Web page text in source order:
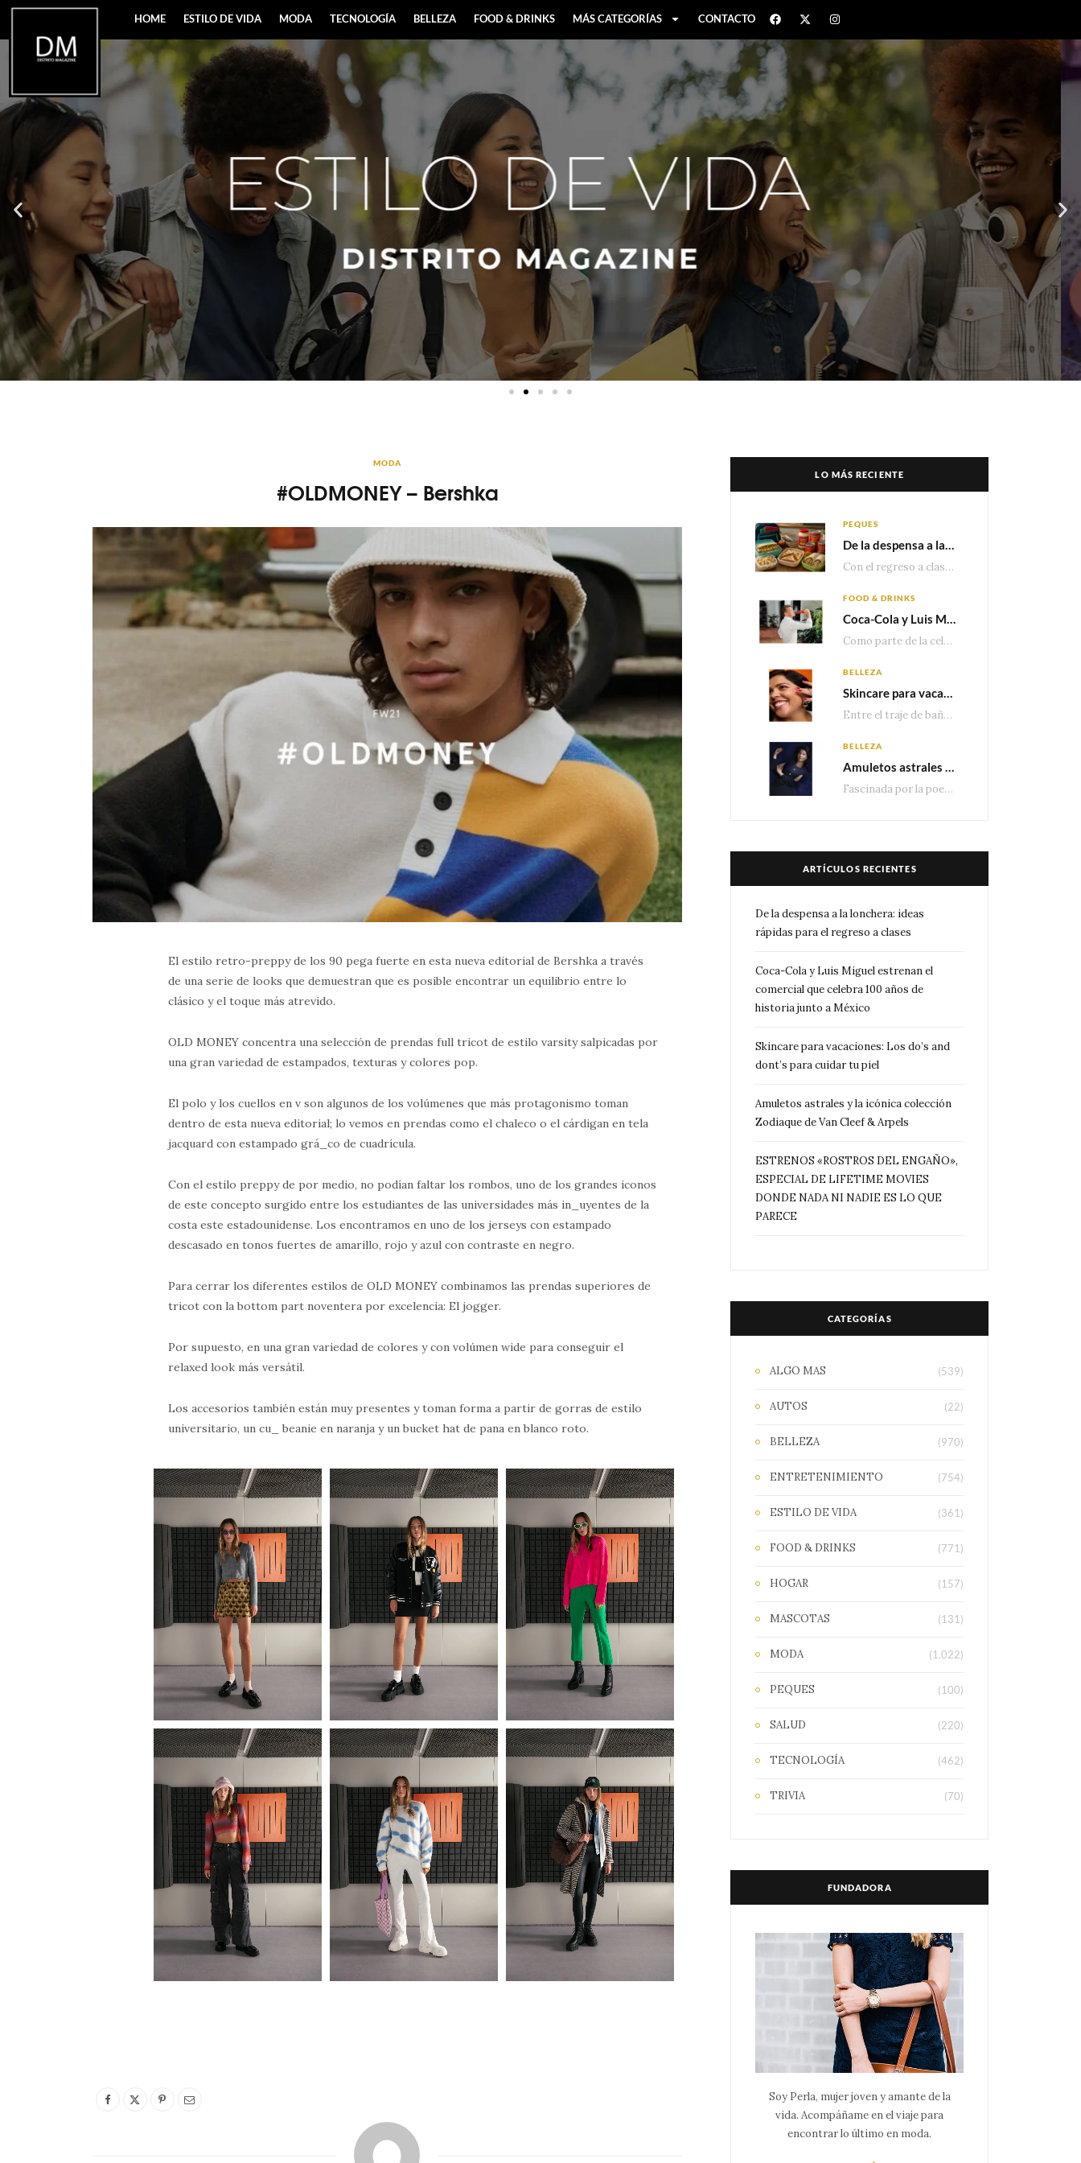
HOME ESTILO DE VIDA MODA TECNOLOGÍA BELLEZA FOOD & DRINKS MÁS CATEGORÍAS CONTACTO
MODA
#OLDMONEY – Bershka
El estilo retro-preppy de los 90 pega fuerte en esta nueva editorial de Bershka a través
de una serie de looks que demuestran que es posible encontrar un equilibrio entre lo
clásico y el toque más atrevido.
OLD MONEY concentra una selección de prendas full tricot de estilo varsity salpicadas por
una gran variedad de estampados, texturas y colores pop.
El polo y los cuellos en v son algunos de los volúmenes que más protagonismo toman
dentro de esta nueva editorial; lo vemos en prendas como el chaleco o el cárdigan en tela
jacquard con estampado grá_co de cuadrícula.
Con el estilo preppy de por medio, no podían faltar los rombos, uno de los grandes iconos
de este concepto surgido entre los estudiantes de las universidades más in_uyentes de la
costa este estadounidense. Los encontramos en uno de los jerseys con estampado
descasado en tonos fuertes de amarillo, rojo y azul con contraste en negro.
Para cerrar los diferentes estilos de OLD MONEY combinamos las prendas superiores de
tricot con la bottom part noventera por excelencia: El jogger.
Por supuesto, en una gran variedad de colores y con volúmen wide para conseguir el
relaxed look más versátil.
Los accesorios también están muy presentes y toman forma a partir de gorras de estilo
universitario, un cu_ beanie en naranja y un bucket hat de pana en blanco roto.
LO MÁS RECIENTE
PEQUES
De la despensa a la lonchera: ideas rápidas para el regreso a clases
Con el regreso a clases cada vez más cerca, las familias comienzan a reorganizar horarios,…
FOOD & DRINKS
Coca-Cola y Luis Miguel estrenan el comercial que celebra 100 años de historia junto a México
Como parte de la celebración por sus primeros 100 años enMéxico, Coca-Cola presenta hoy el…
BELLEZA
Skincare para vacaciones: Los do’s and dont’s para cuidar tu piel
Entre el traje de baño, las sandalias, los lentes de sol y los looks que…
BELLEZA
Amuletos astrales y la icónica colección Zodiaque de Van Cleef & Arpels
Fascinada por la poesía de las estrellas, la Maison Van Cleef & Arpels celebra la llegada de las…
ARTÍCULOS RECIENTES
De la despensa a la lonchera: ideas
rápidas para el regreso a clases
Coca-Cola y Luis Miguel estrenan el
comercial que celebra 100 años de
historia junto a México
Skincare para vacaciones: Los do’s and
dont’s para cuidar tu piel
Amuletos astrales y la icónica colección
Zodiaque de Van Cleef & Arpels
ESTRENOS «ROSTROS DEL ENGAÑO»,
ESPECIAL DE LIFETIME MOVIES
DONDE NADA NI NADIE ES LO QUE
PARECE
CATEGORÍAS
ALGO MAS (539)
AUTOS (22)
BELLEZA (970)
ENTRETENIMIENTO (754)
ESTILO DE VIDA (361)
FOOD & DRINKS (771)
HOGAR (157)
MASCOTAS (131)
MODA (1.022)
PEQUES (100)
SALUD (220)
TECNOLOGÍA (462)
TRIVIA (70)
FUNDADORA
Soy Perla, mujer joven y amante de la
vida. Acompáñame en el viaje para
encontrar lo último en moda.